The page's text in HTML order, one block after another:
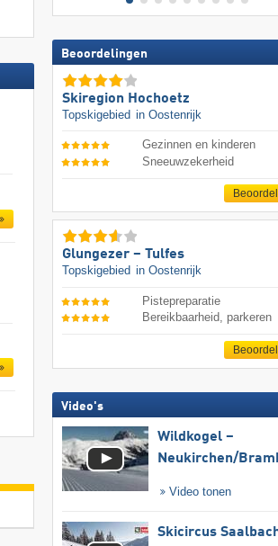
Beoordelingen
Skiregion Hochoetz
Topskigebied in Oostenrijk
Gezinnen en kinderen
Sneeuwzekerheid
Glungezer – Tulfes
Topskigebied in Oostenrijk
Pistepreparatie
Bereikbaarheid, parkeren
Video's
Wildkogel –
Neukirchen/​
Video tonen
Skicircus